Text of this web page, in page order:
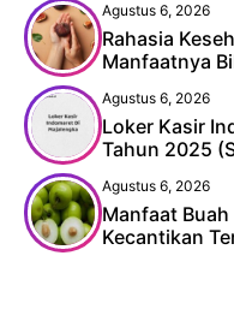
Agustus 6, 2026
Rahasia
Manfaatnya
Agustus 6, 2026
Loker Kasir
Tahun 2025
Agustus 6, 2026
Manfaat Buah
Kecantikan